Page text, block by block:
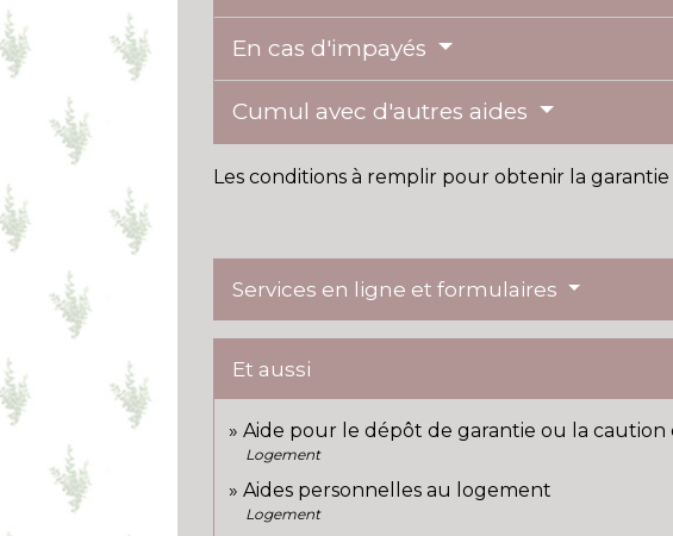
En cas d'impayés
Cumul avec d'autres aides
Les conditions à remplir pour obtenir la
Services en ligne et formulaires
Et aussi
Aide pour le dépôt de garantie ou la
Logement
Aides personnelles au logement
Logement